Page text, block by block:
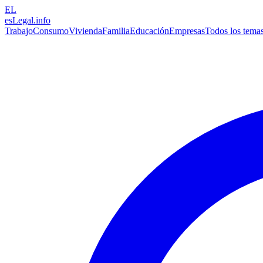
EL
esLegal.info
TrabajoConsumoViviendaFamiliaEducaciónEmpresasTodos los